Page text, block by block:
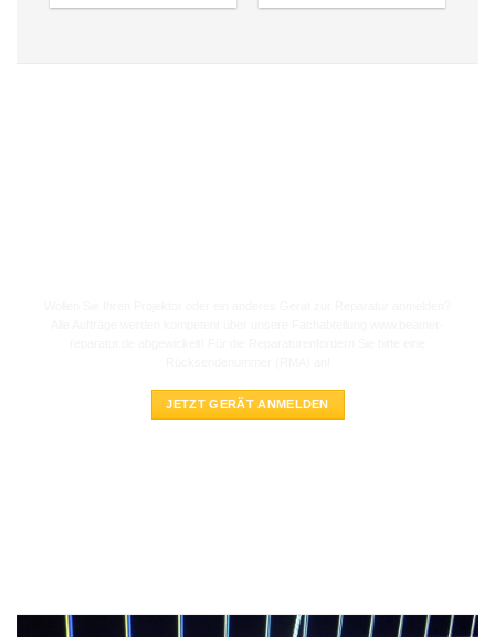
JETZT GERÄT ANMELDEN